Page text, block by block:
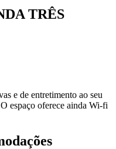
TRÊS
e de entretimento ao seu
espaço oferece ainda Wi-fi